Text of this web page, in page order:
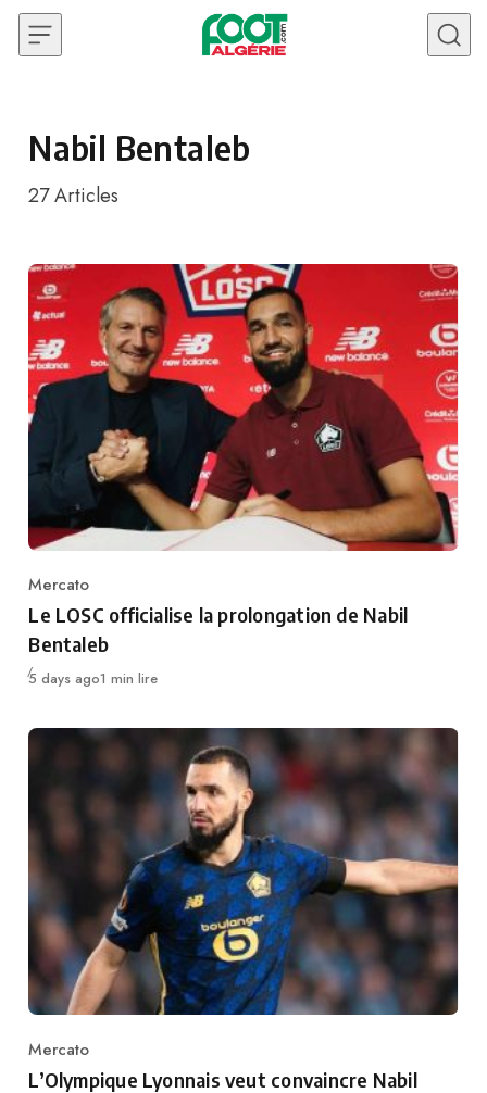
Skip to content
Nabil Bentaleb
27Articles
Category
Mercato
Le LOSC officialise la prolongation de Nabil
Bentaleb
Publié
5 days ago1 min lire
Category
Mercato
L’Olympique Lyonnais veut convaincre Nabil